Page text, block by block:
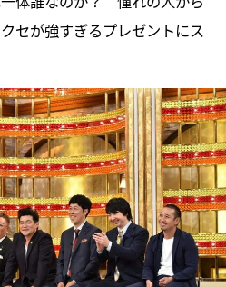
セが強すぎるプレゼントにス